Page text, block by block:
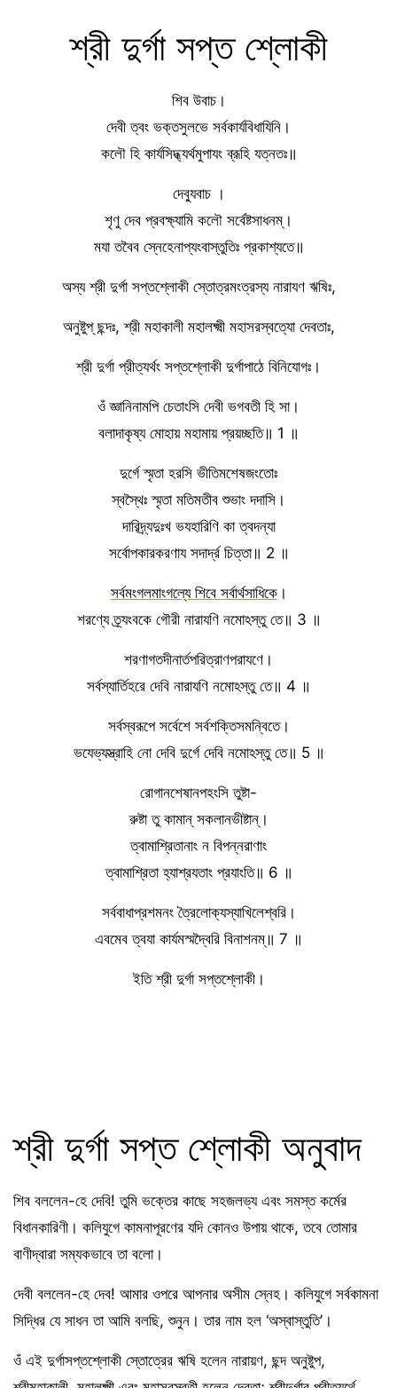
শ্রী দুর্গা সপ্ত শ্লোকী
শিব উবাচ।
দেবী ত্বং ভক্তসুলভে সর্বকার্যবিধাযিনি।
কলৌ হি কার্যসিদ্ধ্যর্থমুপাযং ব্রূহি যত্নতঃ॥
দেব্যুবাচ ।
শৃণু দেব প্রবক্ষ্যামি কলৌ সর্বেষ্টসাধনম্।
মযা তবৈব স্নেহেনাপ্যংবাস্তুতিঃ প্রকাশ্যতে॥
অস্য শ্রী দুর্গা সপ্তশ্লোকী স্তোত্রমংত্রস্য নারাযণ ঋষিঃ,
অনুষ্টুপ্ ছন্দঃ, শ্রী মহাকালী মহালক্ষ্মী মহাসরস্বত্যো দেবতাঃ,
শ্রী দুর্গা প্রীত্যর্থং সপ্তশ্লোকী দুর্গাপাঠে বিনিযোগঃ।
ওঁ জ্ঞানিনামপি চেতাংসি দেবী ভগবতী হি সা।
বলাদাকৃষ্য মোহায় মহামায় প্রয়চ্ছতি॥ 1 ॥
দুর্গে স্মৃতা হরসি ভীতিমশেষজংতোঃ
স্বস্থৈঃ স্মৃতা মতিমতীব শুভাং দদাসি।
দারিদ্র্যদুঃখ ভযহারিণি কা ত্বদন্যা
সর্বোপকারকরণায সদার্দ্র চিত্তা॥ 2 ॥
সর্বমংগলমাংগল্যে শিবে সর্বার্থসাধিকে।
শরণ্যে ত্র্যংবকে গৌরী নারাযণি নমোঽস্তু তে॥ 3 ॥
শরণাগতদীনার্তপরিত্রাণপরাযণে।
সর্বস্যার্তিহরে দেবি নারাযণি নমোঽস্তু তে॥ 4 ॥
সর্বস্বরূপে সর্বেশে সর্বশক্তিসমন্বিতে।
ভযেভ্যস্ত্রাহি নো দেবি দুর্গে দেবি নমোঽস্তু তে॥ 5 ॥
রোগানশেষানপহংসি তুষ্টা-
রুষ্টা তু কামান্ সকলানভীষ্টান্।
ত্বামাশ্রিতানাং ন বিপন্নরাণাং
ত্বামাশ্রিতা হ্যাশ্রযতাং প্রযাংতি॥ 6 ॥
সর্ববাধাপ্রশমনং ত্রৈলোক্যস্যাখিলেশ্বরি।
এবমেব ত্বযা কার্যমস্মদ্বৈরি বিনাশনম্॥ 7 ॥
ইতি শ্রী দুর্গা সপ্তশ্লোকী।
শ্রী দুর্গা সপ্ত শ্লোকী অনুবাদ
শিব বললেন-হে দেবি! তুমি ভক্তের কাছে সহজলভ্য এবং সমস্ত কর্মের
বিধানকারিণী। কলিযুগে কামনাপূরণের যদি কোনও উপায় থাকে, তবে তোমার
বাণীদ্বারা সম্যকভাবে তা বলো।
দেবী বললেন-হে দেব! আমার ওপরে আপনার অসীম স্নেহ। কলিযুগে সর্বকামনা
সিদ্ধির যে সাধন তা আমি বলছি, শুনুন। তার নাম হল ‘অস্বাস্তুতি’।
ওঁ এই দুর্গাসপ্তশ্লোকী স্তোত্রের ঋষি হলেন নারায়ণ, ছন্দ অনুষ্টুপ,